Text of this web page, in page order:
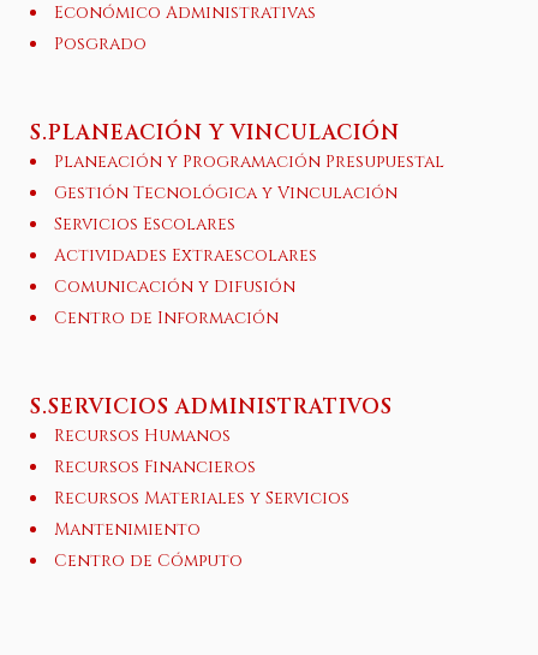
Económico Administrativas
Posgrado
S.PLANEACIÓN Y VINCULACIÓN
Planeación y Programación Presupuestal
Gestión Tecnológica y Vinculación
Servicios Escolares
Actividades Extraescolares
Comunicación y Difusión
Centro de Información
S.SERVICIOS ADMINISTRATIVOS
Recursos Humanos
Recursos Financieros
Recursos Materiales y Servicios
Mantenimiento
Centro de Cómputo